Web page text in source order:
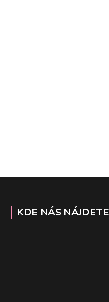
KDE NÁS NÁJDETE